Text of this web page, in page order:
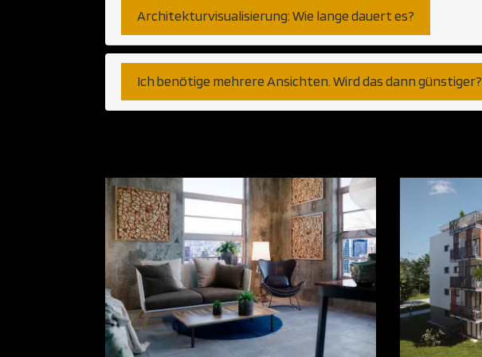
Architekturvisualisierung: Wie lange dauert es?
Ich benötige mehrere Ansichten. Wird das dann günstiger?